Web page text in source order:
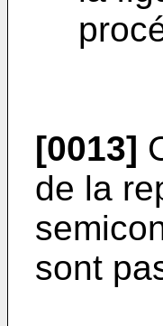
[0013]
de la
sont